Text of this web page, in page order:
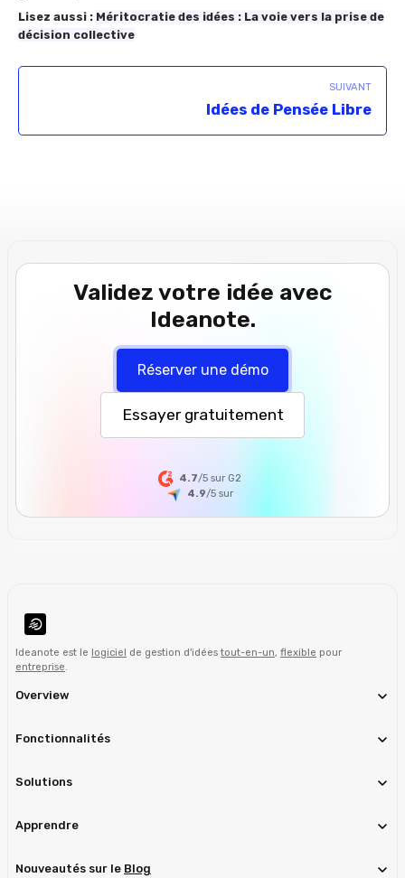
Lisez aussi : Méritocratie des idées : La voie vers la prise de
décision collective
SUIVANT
Idées de Pensée Libre
Validez votre idée avec
Ideanote.
Réserver une démo
Essayer gratuitement
4.7/5 sur G2
4.9/5sur
Ideanote est le logiciel de gestion d'idéestout-en-un, flexible pour
entreprise.
Overview
Fonctionnalités
Solutions
Apprendre
Nouveautés sur le Blog